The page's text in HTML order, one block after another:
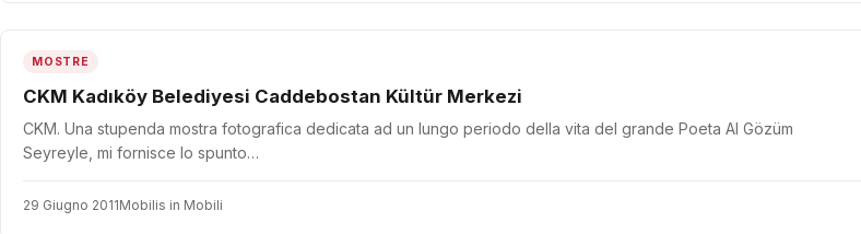
MOSTRE
CKM Kadıköy Belediyesi Caddebostan Kültür Merkezi
CKM. Una stupenda mostra fotografica dedicata ad un lungo periodo della vita del grande Poeta Al Gözüm
Seyreyle, mi fornisce lo spunto…
29 Giugno 2011Mobilis in Mobili